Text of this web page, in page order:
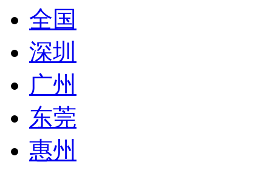
全国
深圳
广州
东莞
惠州